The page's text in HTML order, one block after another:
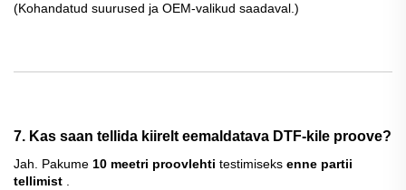
(Kohandatud suurused ja OEM-valikud saadaval.)
7. Kas saan tellida kiirelt eemaldatava DTF-kile proove?
Jah. Pakume 10 meetri proovlehti testimiseks enne partii
tellimist